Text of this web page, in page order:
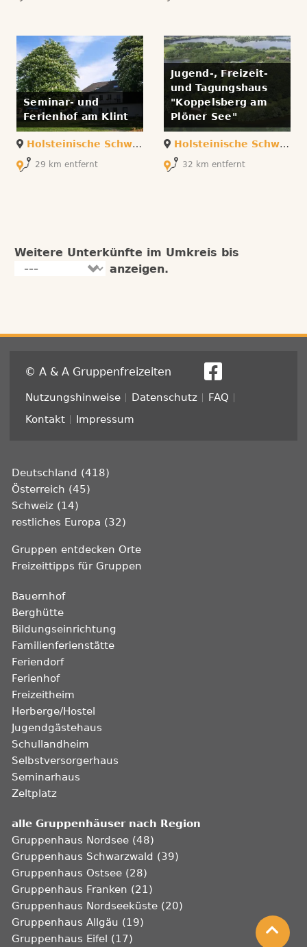
Seminar- und
Ferienhof am Klint
Holsteinische Schweiz Heidmühlen
29 km entfernt
Jugend-, Freizeit-
und Tagungshaus
"Koppelsberg am
Plöner See"
Holsteinische Schweiz
32 km entfernt
Weitere Unterkünfte im Umkreis bis
anzeigen.
© A & A Gruppenfreizeiten
Fußzeile
Nutzungshinweise Datenschutz
FAQ
Kontakt
Impressum
Deutschland (418)
Österreich (45)
Schweiz (14)
restliches Europa (32)
Gruppen entdecken Orte
Freizeittipps für Gruppen
Bauernhof
Berghütte
Bildungseinrichtung
Familienferienstätte
Feriendorf
Ferienhof
Freizeitheim
Herberge/Hostel
Jugendgästehaus
Schullandheim
Selbstversorgerhaus
Seminarhaus
Zeltplatz
alle Gruppenhäuser nach Region
Gruppenhaus Nordsee (48)
Gruppenhaus Schwarzwald (39)
Gruppenhaus Ostsee (28)
Gruppenhaus Franken (21)
Gruppenhaus Nordseeküste (20)
Gruppenhaus Allgäu (19)
Gruppenhaus Eifel (17)